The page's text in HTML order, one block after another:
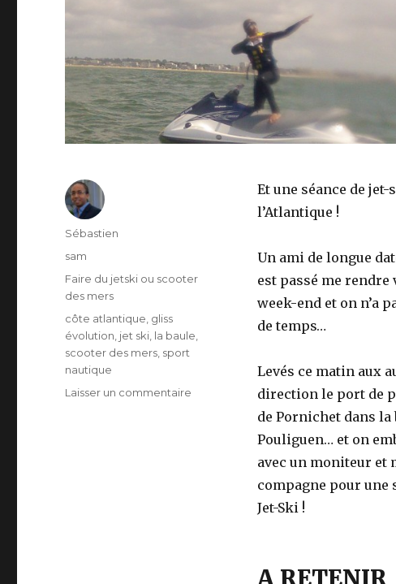
Et une séance de
l’Atlantique !
Un ami de longue
est passé me rendre
week-end et on n’a
de temps…
Levés ce matin aux
direction le port de
de Pornichet dans la
Pouliguen… et on
avec un moniteur et
compagne pour une
Jet-Ski !
Auteur
Sébastien
Publié
le
sam
Catégories
Faire du jetski ou scooter
des mers
Étiquettes
côte atlantique gliss
évolution jet ski la baule
scooter des mers sport
nautique
Laisser un commentaire